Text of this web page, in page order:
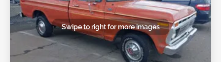
Swipe to right for more images